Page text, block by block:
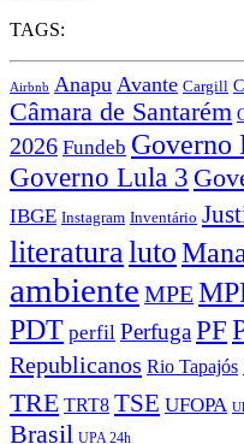
TAGS:
Airbnb Anapu Avante Cargill
Câmara de Santarém
2026 Fundeb Governo
Governo Lula 3
IBGE Instagram Inventário
literaturaluto
ambiente MPE
PDT perfil PerfugaPF
Republicanos Rio Tapajós
TRE TRT8 TSE UFOPA
Brasil UPA 24h